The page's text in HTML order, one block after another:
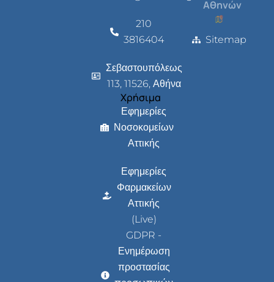
210
3816404
Σεβαστουπόλεως
113, 11526, Αθήνα
Χρήσιμα
Εφημερίες
Νοσοκομείων
Αττικής
Εφημερίες
Φαρμακείων
Αττικής
(Live)
GDPR -
Ενημέρωση
προστασίας
Αθηνών
Sitemap